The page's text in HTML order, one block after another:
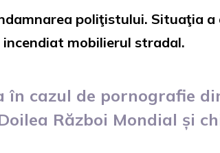
poliţistului. Situaţia
mobilierul stradal.
cazul de pornografie
Război Mondial și